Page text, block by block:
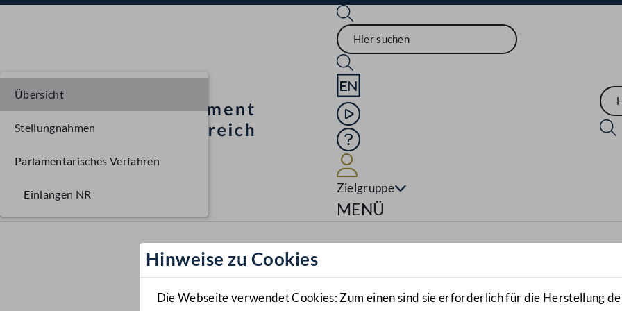
Sprache English
Mediathek
Hilfe
Zielgruppe
Navigationsmenü öffnen
MENÜ
Hinweise zu Cookies
Die Webseite verwendet Cookies: Zum einen sind sie erforderlich für die Herstellung
Übersicht
Stellungnahmen
Parlamentarisches Verfahren
Einlangen NR